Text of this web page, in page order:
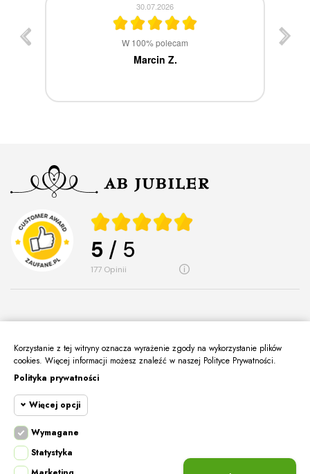
30.07.2026
W 100% polecam
Marcin Z.
5 / 5
177 opinii
O Nas
Informacje
Moje Konto
Kontakt
Korzystanie z tej witryny oznacza wyrażenie zgody na wykorzystanie plików
cookies. Więcej informacji możesz znaleźć w naszej Polityce Prywatności.
Polityka prywatności
Więcej opcji
Wymagane
Wymagane pliki cookie oraz cookie HttpOnly.
Wymagane
Statystyka